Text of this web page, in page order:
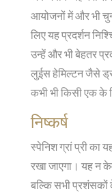
आयोजनों में और भी
लिए यह प्रदर्शन
उन्हें और भी बेहतर
लुईस हेमिल्टन जैसे
कभी भी किसी एक के
निष्कर्ष
स्पेनिश ग्रां प्री का
रखा जाएगा। यह न
बल्कि सभी प्रशंसकों